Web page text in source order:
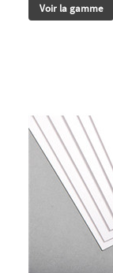
Voir la gamme